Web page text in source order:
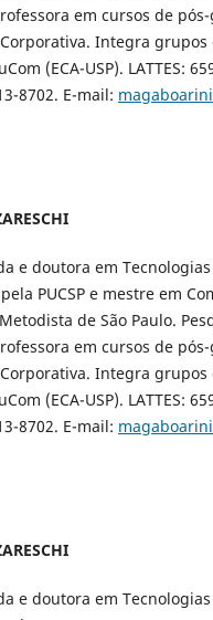
em cursos de
Integra
(ECA-USP). LATTES:
8702. E-mail:
e doutora em
PUCSP e mestre em
de São Paulo.
em cursos de
Integra
(ECA-USP). LATTES:
8702. E-mail:
e doutora em